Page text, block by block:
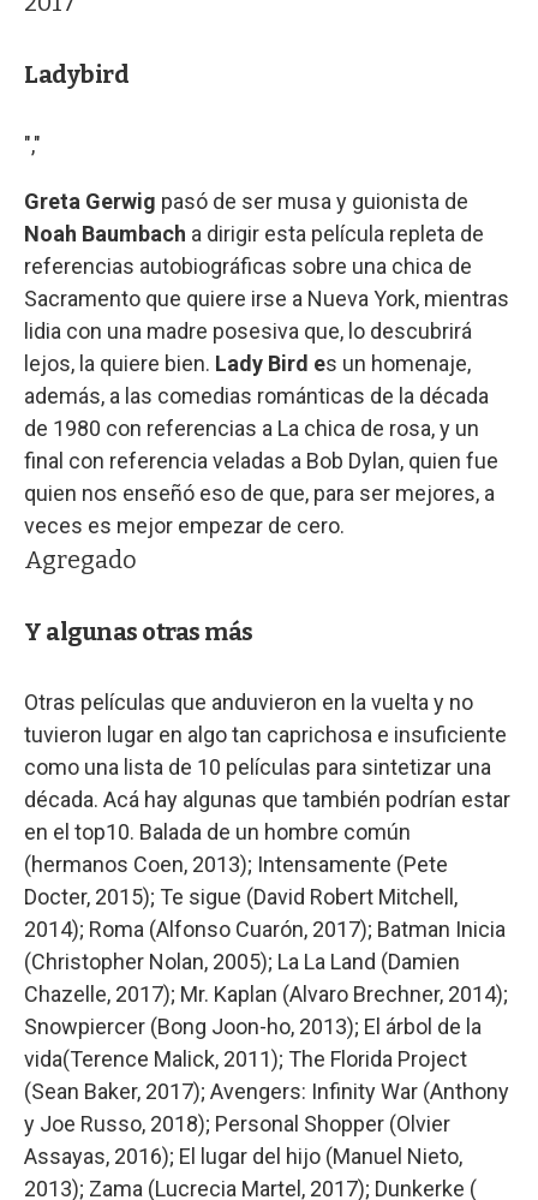
Ladybird
","
Greta Gerwig pasó de ser musa y guionista de
Noah Baumbach a dirigir esta película repleta de
referencias autobiográficas sobre una chica de
Sacramento que quiere irse a Nueva York, mientras
lidia con una madre posesiva que, lo descubrirá
lejos, la quiere bien. Lady Bird es un homenaje,
además, a las comedias románticas de la década
de 1980 con referencias a La chica de rosa, y un
final con referencia veladas a Bob Dylan, quien fue
quien nos enseñó eso de que, para ser mejores, a
veces es mejor empezar de cero.
Agregado
Y algunas otras más
Otras películas que anduvieron en la vuelta y no
tuvieron lugar en algo tan caprichosa e insuficiente
como una lista de 10 películas para sintetizar una
década. Acá hay algunas que también podrían estar
en el top10. Balada de un hombre común
(hermanos Coen, 2013); Intensamente (Pete
Docter, 2015); Te sigue (David Robert Mitchell,
2014); Roma (Alfonso Cuarón, 2017); Batman Inicia
(Christopher Nolan, 2005); La La Land (Damien
Chazelle, 2017); Mr. Kaplan (Alvaro Brechner, 2014);
Snowpiercer (Bong Joon-ho, 2013); El árbol de la
vida(Terence Malick, 2011); The Florida Project
(Sean Baker, 2017); Avengers: Infinity War (Anthony
y Joe Russo, 2018); Personal Shopper (Olvier
Assayas, 2016); El lugar del hijo (Manuel Nieto,
2013); Zama (Lucrecia Martel, 2017); Dunkerke (